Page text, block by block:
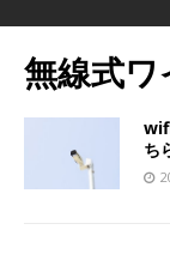
無線式
ち